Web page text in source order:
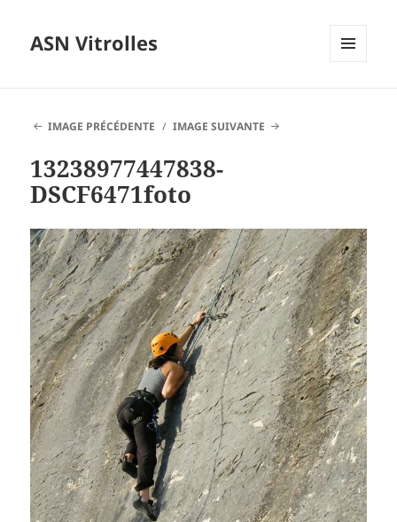
ASN Vitrolles
IMAGE PRÉCÉDENTE
IMAGE SUIVANTE
13238977447838-
DSCF6471foto